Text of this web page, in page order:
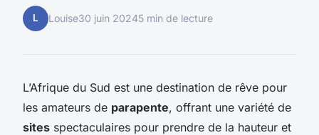
L Louise30 juin 20245 min de lecture
L’Afrique du Sud est une destination de rêve pour
les amateurs de parapente, offrant une variété de
sites spectaculaires pour prendre de la hauteur et